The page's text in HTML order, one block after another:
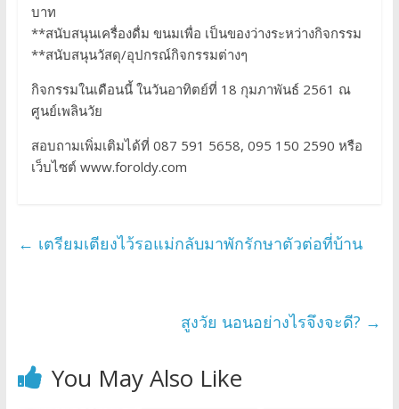
บาท
**สนับสนุนเครื่องดื่ม ขนมเพื่อ เป็นของว่างระหว่างกิจกรรม
**สนับสนุนวัสดุ/อุปกรณ์กิจกรรมต่างๆ
กิจกรรมในเดือนนี้ ในวันอาทิตย์ที่ 18 กุมภาพันธ์ 2561 ณ
ศูนย์เพลินวัย
สอบถามเพิ่มเติมได้ที่ 087 591 5658, 095 150 2590 หรือ
เว็บไซต์ www.foroldy.com
← เตรียมเตียงไว้รอแม่กลับมาพักรักษาตัวต่อที่บ้าน
สูงวัย นอนอย่างไรจึงจะดี? →
You May Also Like